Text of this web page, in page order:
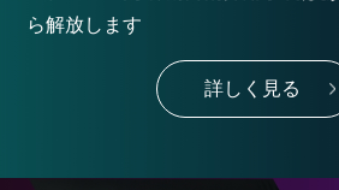
ら解放します
詳しく見る